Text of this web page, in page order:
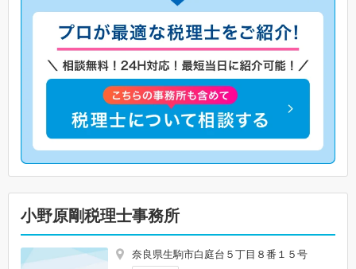
小野原剛税理士事務所
奈良県生駒市白庭台５丁目８番１５号